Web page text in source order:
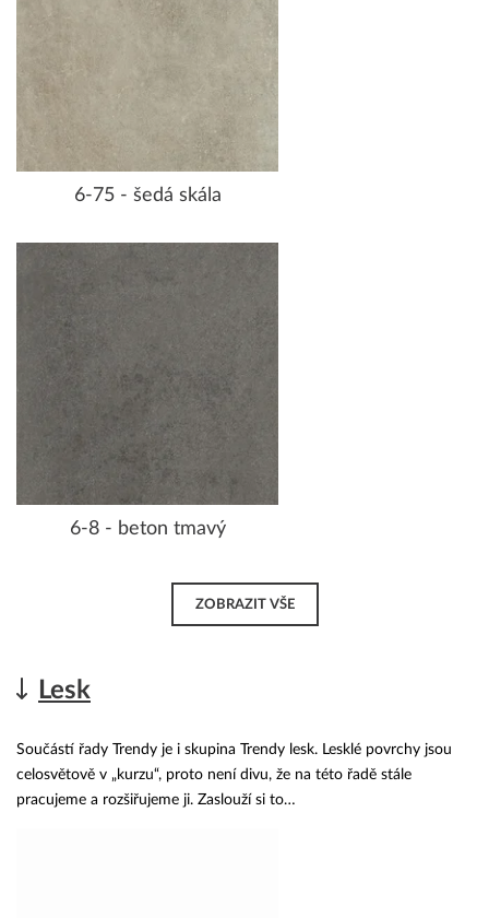
6-75 - šedá skála
6-8 - beton tmavý
ZOBRAZIT VŠE
Lesk
Součástí řady Trendy je i skupina Trendy lesk. Lesklé povrchy jsou
celosvětově v „kurzu“, proto není divu, že na této řadě stále
pracujeme a rozšiřujeme ji. Zaslouží si to…